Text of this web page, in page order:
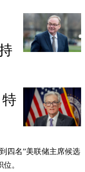
四名”美联储主席候选
。